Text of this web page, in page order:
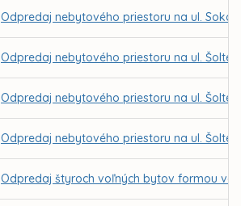
Odpredaj nebytového priestoru na ul.
Odpredaj nebytového priestoru na ul.
Odpredaj nebytového priestoru na ul.
Odpredaj nebytového priestoru na ul.
Odpredaj štyroch voľných bytov formou